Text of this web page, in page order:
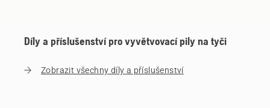
Díly a příslušenství pro vyvětvovací pily na tyči
Zobrazit všechny díly a příslušenství